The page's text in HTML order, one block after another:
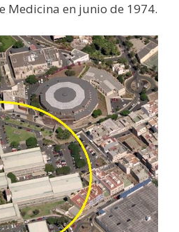
Medicina en junio de 1974.